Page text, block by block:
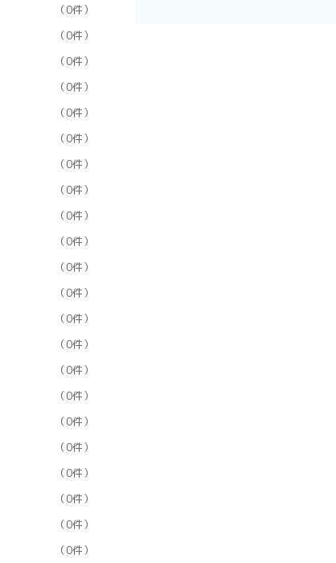
（0件）
（0件）
（0件）
（0件）
（0件）
（0件）
（0件）
（0件）
（0件）
（0件）
（0件）
（0件）
（0件）
（0件）
（0件）
（0件）
（0件）
（0件）
（0件）
（0件）
（0件）
（0件）